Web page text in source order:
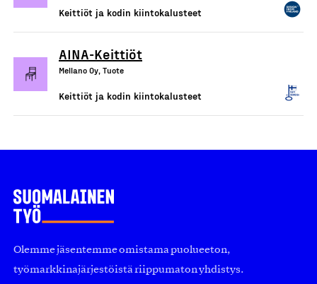
Keittiöt ja kodin kiintokalusteet
AINA-Keittiöt
Mellano Oy, Tuote
Keittiöt ja kodin kiintokalusteet
Olemme jäsentemme omistama puolueeton,
työmarkkinajärjestöistä riippumaton yhdistys.